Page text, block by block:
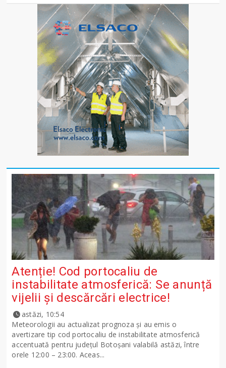
Atenție! Cod portocaliu de
instabilitate atmosferică: Se anunță
vijelii și descărcări electrice!
astăzi, 10:54
Meteorologii au actualizat prognoza și au emis o
avertizare tip cod portocaliu de instabilitate atmosferică
accentuată pentru județul Botoșani valabilă astăzi, între
orele 12:00 – 23:00. Aceas...